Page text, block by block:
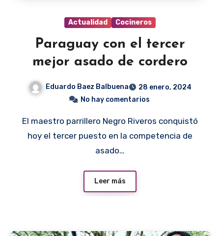
Actualidad Cocineros
Paraguay con el tercer
mejor asado de cordero
Eduardo Baez Balbuena
28 enero, 2024
No hay comentarios
El maestro parrillero Negro Riveros conquistó
hoy el tercer puesto en la competencia de
asado…
Leer más